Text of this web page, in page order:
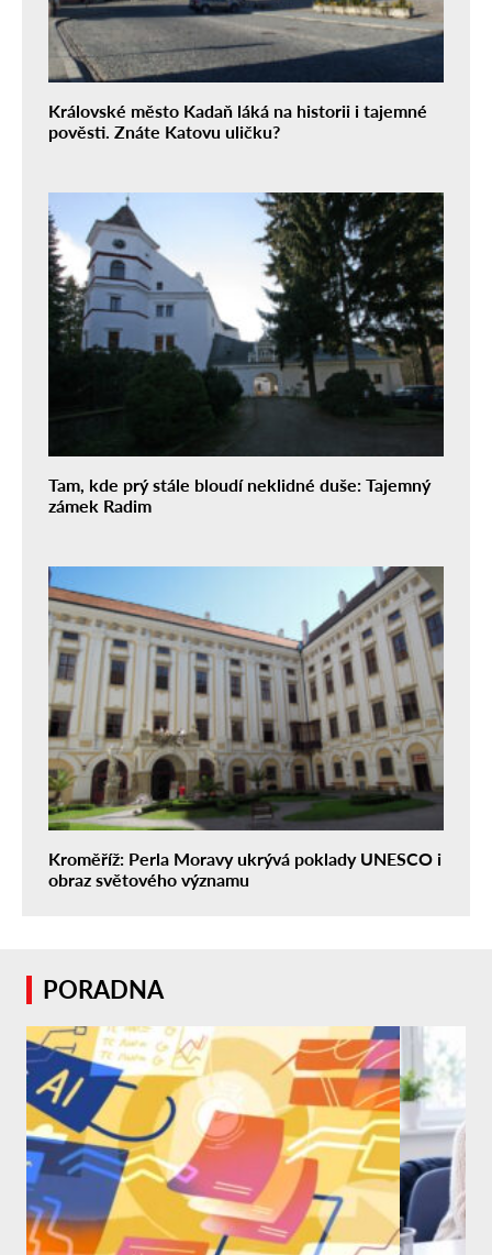
Královské město Kadaň láká na historii i tajemné
pověsti. Znáte Katovu uličku?
Tam, kde prý stále bloudí neklidné duše: Tajemný
zámek Radim
Kroměříž: Perla Moravy ukrývá poklady UNESCO i
obraz světového významu
PORADNA